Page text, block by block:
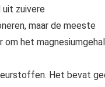
uit zuivere
maar de meeste
om het
Het bevat